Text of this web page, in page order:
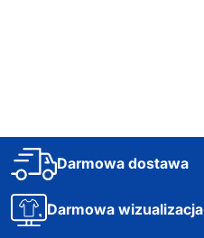
Darmowa dostawa
Darmowa wizualizacja